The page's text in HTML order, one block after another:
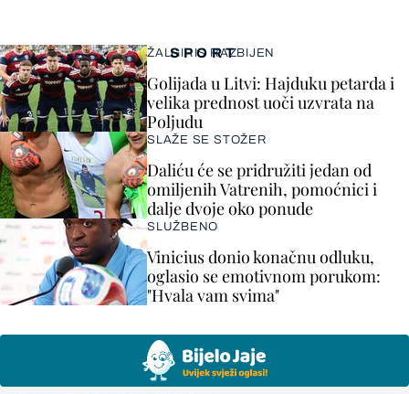
SPORT
ŽALGIRIS RAZBIJEN
Golijada u Litvi: Hajduku petarda i
velika prednost uoči uzvrata na
Poljudu
SLAŽE SE STOŽER
Daliću će se pridružiti jedan od
omiljenih Vatrenih, pomoćnici i
dalje dvoje oko ponude
SLUŽBENO
Vinicius donio konačnu odluku,
oglasio se emotivnom porukom:
"Hvala vam svima"